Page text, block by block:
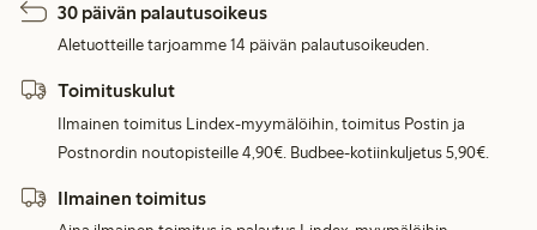
30 päivän palautusoikeus
Aletuotteille tarjoamme 14 päivän palautusoikeuden.
Toimituskulut
Ilmainen toimitus Lindex-myymälöihin, toimitus Postin ja
Postnordin noutopisteille 4,90€. Budbee-kotiinkuljetus 5,90€.
Ilmainen toimitus